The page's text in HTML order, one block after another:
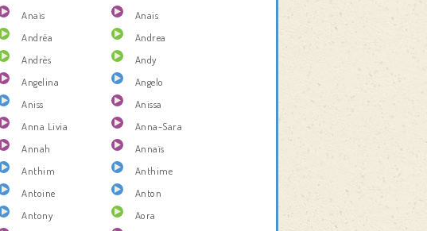
Anaïs
Anais
Andréa
Andrea
Andrès
Andy
Angelina
Angelo
Aniss
Anissa
Anna Livia
Anna-Sara
Annah
Annaïs
Anthim
Anthime
Antoine
Anton
Antony
Aora